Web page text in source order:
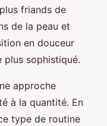
friands de
de la peau et
en douceur
plus sophistiqué.
approche
à la quantité. En
type de routine